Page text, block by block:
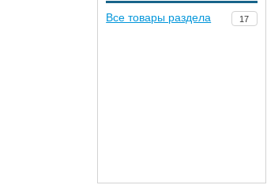
Все товары раздела 17